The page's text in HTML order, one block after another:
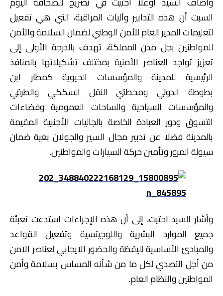
السبت أن هذه التدابير وآليات المراقبة، التي هي تفعيل
لتعليمات المدير العام للأمن الوطني لضمان السلامة والأمن
للمواطنين بجل مدن المملكة، تهدف بالدرجة الأولى إلى
تعزيز تواجد العناصر الأمنية بمختلف تشكيلاتها بالمنافذ
الرئيسية للمدينة والمؤسسات الحيوية كمطار ابن
بطوطة الدولي ومحطتي النقل السككي والطرقي
والمؤسسات السياحية والساحات العمومية وفضاءات
التسوق ودور العبادة الخاصة بالجاليات الأجنبية المقيمة
بالمدينة فضلا عن تدبير مجال السير والجولان بغية ضمان
سيولة المرور وتأمين حركة السيارات والمواطنين.
وأشار السيد احتيت، إلى أن هذه الإجراءات استدعت تعبئة
جميع الموارد البشرية واللوجيتسية وتفعيل القواعد
والمبادئ الأساسية لليقظة والحضور الايجابي لعناصر الامن
من أجل التصدي لكل ما من شأنه المساس بسلامة وأمن
المواطنين والنظام العام.